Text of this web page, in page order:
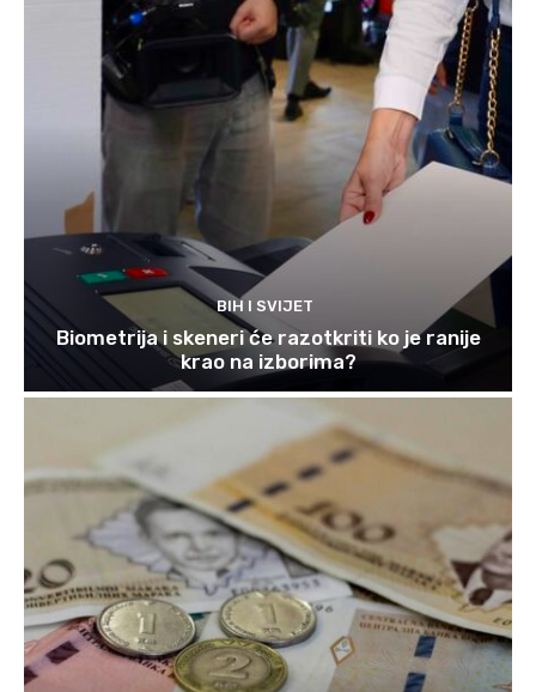
BIH I SVIJET
Biometrija i skeneri će razotkriti ko je ranije
krao na izborima?